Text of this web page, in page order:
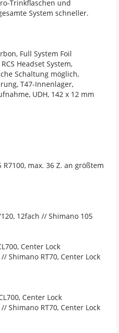
Trinkflaschen und
System schneller.
Full System Foil
Headset System,
Schaltung möglich,
T47-Innenlager,
UDH, 142 x 12 mm
max. 36 Z. an größtem
12fach // Shimano 105
Center Lock
Shimano RT70, Center Lock
Center Lock
Shimano RT70, Center Lock